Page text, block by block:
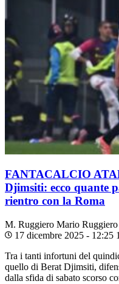
FANTACALCIO
Djimsiti: ecco quante
rientro con la Roma
M. Ruggiero Mario Ruggiero
17 dicembre 2025 - 12:25
Tra i tanti infortuni del
quello di Berat Djimsiti,
dalla sfida di sabato